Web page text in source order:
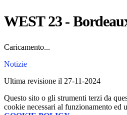
WEST 23 -
Caricamento...
Notizie
Ultima revisione il 27-11-2024
Questo sito o gli strumenti terzi da
cookie necessari al funzionamento ed